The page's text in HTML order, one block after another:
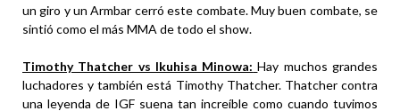
un giro y un Armbar cerró este combate. Muy buen combate, se
sintió como el más MMA de todo el show.
Timothy Thatcher vs Ikuhisa Minowa: Hay muchos grandes
luchadores y también está Timothy Thatcher. Thatcher contra
una leyenda de IGF suena tan increíble como cuando tuvimos